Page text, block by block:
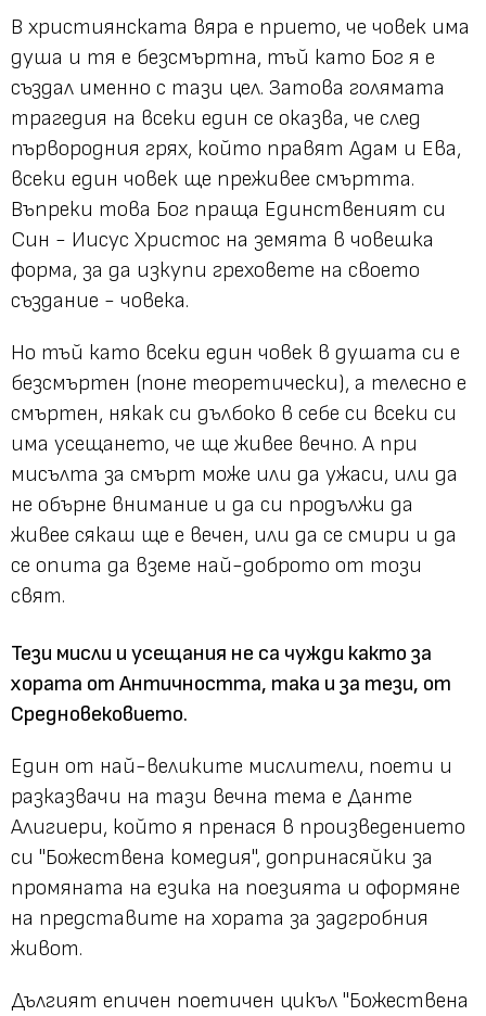
В християнската вяра е прието, че човек има
душа и тя е безсмъртна, тъй като Бог я е
създал именно с тази цел. Затова голямата
трагедия на всеки един се оказва, че след
първородния грях, който правят Адам и Ева,
всеки един човек ще преживее смъртта.
Въпреки това Бог праща Единственият си
Син - Иисус Христос на земята в човешка
форма, за да изкупи греховете на своето
създание - човека.
Но тъй като всеки един човек в душата си е
безсмъртен (поне теоретически), а телесно е
смъртен, някак си дълбоко в себе си всеки си
има усещането, че ще живее вечно. А при
мисълта за смърт може или да ужаси, или да
не обърне внимание и да си продължи да
живее сякаш ще е вечен, или да се смири и да
се опита да вземе най-доброто от този
свят.
Тези мисли и усещания не са чужди както за
хората от Античността, така и за тези, от
Средновековието.
Един от най-великите мислители, поети и
разказвачи на тази вечна тема е Данте
Алигиери, който я пренася в произведението
си "Божествена комедия", допринасяйки за
промяната на езика на поезията и оформяне
на представите на хората за задгробния
живот.
Дългият епичен поетичен цикъл "Божествена